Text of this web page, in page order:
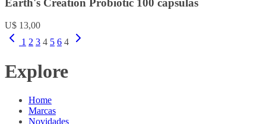
U$ 13,00
1 2 3 4 5 6 4
Explore
Home
Marcas
Novidades